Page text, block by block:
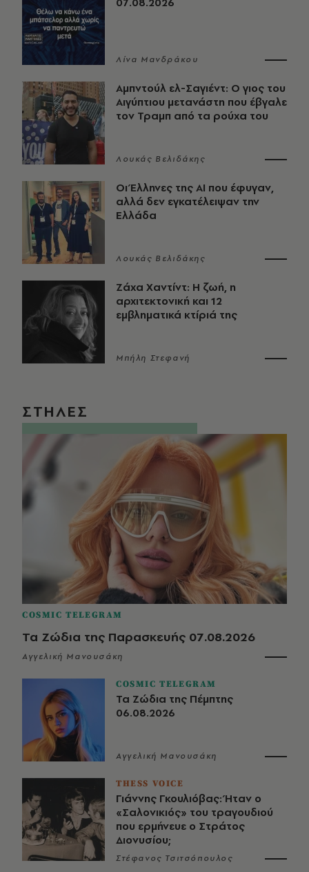
Λίνα Μανδράκου
Αμπντούλ ελ-Σαγιέντ: Ο γιος του
Αιγύπτιου μετανάστη που έβγαλε
τον Τραμπ από τα ρούχα του
Λουκάς Βελιδάκης
Οι Έλληνες της ΑΙ που έφυγαν,
αλλά δεν εγκατέλειψαν την
Ελλάδα
Λουκάς Βελιδάκης
Ζάχα Χαντίντ: Η ζωή, η
αρχιτεκτονική και 12
εμβληματικά κτίριά της
Μπήλη Στεφανή
ΣΤΗΛΕΣ
COSMIC TELEGRAM
Τα Ζώδια της Παρασκευής 07.08.2026
Αγγελική Μανουσάκη
COSMIC TELEGRAM
Τα Ζώδια της Πέμπτης
06.08.2026
Αγγελική Μανουσάκη
THESS VOICE
Γιάννης Γκουλιόβας: Ήταν ο
«Σαλονικιός» του τραγουδιού
που ερμήνευε ο Στράτος
Διονυσίου;
Στέφανος Τσιτσόπουλος